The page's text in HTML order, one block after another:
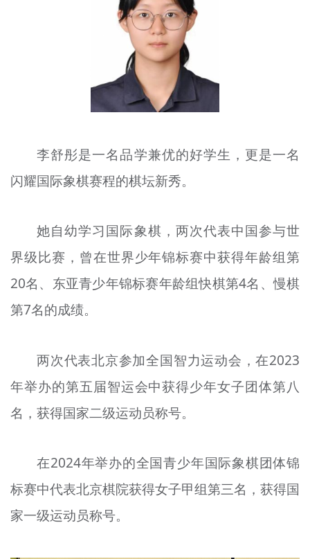
北京宣传文化引导基金
宣传思想文化人才
资料库
+
李舒彤是一名品学兼优的好学生，更是一名
闪耀国际象棋赛程的棋坛新秀。
她自幼学习国际象棋，两次代表中国参与世
界级比赛，曾在世界少年锦标赛中获得年龄组第
20名、东亚青少年锦标赛年龄组快棋第4名、慢棋
第7名的成绩。
两次代表北京参加全国智力运动会，在2023
年举办的第五届智运会中获得少年女子团体第八
名，获得国家二级运动员称号。
在2024年举办的全国青少年国际象棋团体锦
标赛中代表北京棋院获得女子甲组第三名，获得国
家一级运动员称号。